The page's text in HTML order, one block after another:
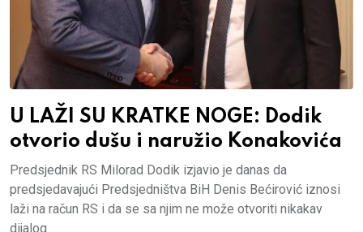
U LAŽI SU KRATKE NOGE: Dodik
otvorio dušu i naružio Konakovića
Predsjednik RS Milorad Dodik izjavio je danas da
predsjedavajući Predsjedništva BiH Denis Bećirović iznosi
laži na račun RS i da se sa njim ne može otvoriti nikakav
dijalog.